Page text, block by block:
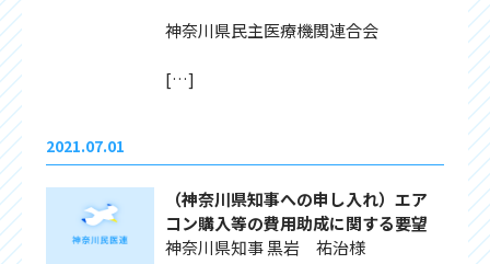
神奈川県民主医療機関連合会
[…]
2021.07.01
（神奈川県知事への申し入れ）エア
コン購入等の費用助成に関する要望
神奈川県知事 黒岩 祐治様